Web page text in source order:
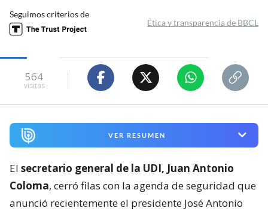
Seguimos criterios de
Ética y transparencia de BBCL
564
visitas
VER RESUMEN
El secretario general de la UDI, Juan Antonio
Coloma, cerró filas con la agenda de seguridad que
anunció recientemente el presidente José Antonio